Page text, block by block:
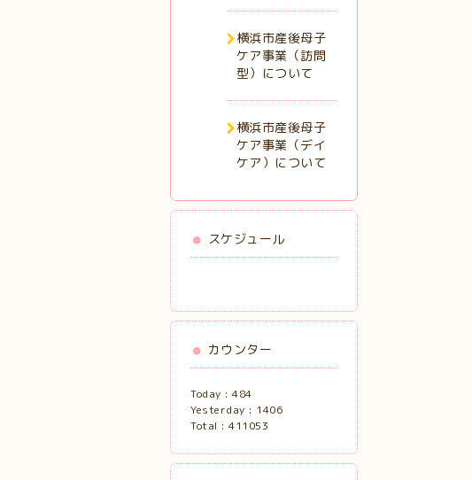
横浜市産後母子
ケア事業（訪問
型）について
横浜市産後母子
ケア事業（デイ
ケア）について
スケジュール
カウンター
Today : 484
Yesterday : 1406
Total : 411053